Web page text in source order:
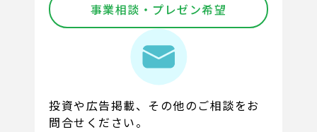
事業相談・プレゼン希望
投資や広告掲載、その他のご相談をお
問合せください。